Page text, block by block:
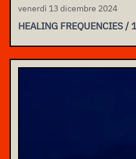
venerdì 13 dicembre 2024
HEALING FREQUENCIES